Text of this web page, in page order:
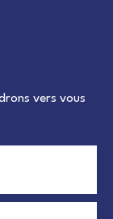
vers vous